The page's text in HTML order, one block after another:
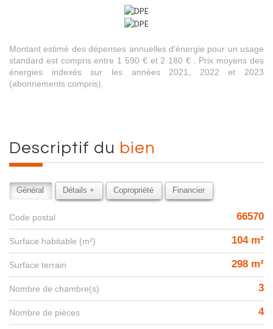
Montant estimé des dépenses annuelles d'énergie pour un usage
standard est compris entre 1 590 € et 2 180 € . Prix moyens des
énergies indexés sur les années 2021, 2022 et 2023
(abonnements compris).
descriptif du bien
Général Détails + Copropriété Financier
Code postal 66570
Surface habitable (m²) 104 m²
surface terrain 298 m²
Nombre de chambre(s) 3
Nombre de pièces 4